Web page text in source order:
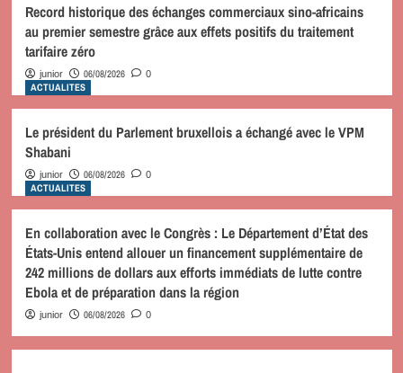
Record historique des échanges commerciaux sino-africains
au premier semestre grâce aux effets positifs du traitement
tarifaire zéro
junior 06/08/2026 0
ACTUALITES
Le président du Parlement bruxellois a échangé avec le VPM
Shabani
junior 06/08/2026 0
ACTUALITES
En collaboration avec le Congrès : Le Département d’État des
États-Unis entend allouer un financement supplémentaire de
242 millions de dollars aux efforts immédiats de lutte contre
Ebola et de préparation dans la région
junior 06/08/2026 0